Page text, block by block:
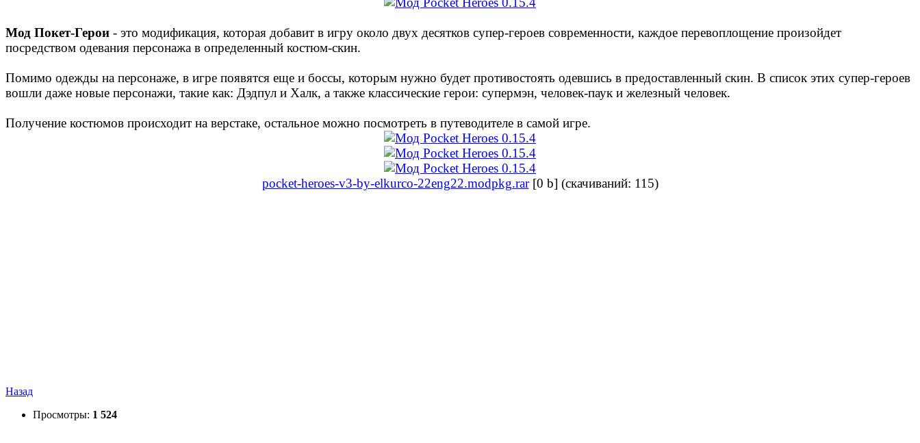
Мод Покет-Герои - это модификация, которая добавит в игру около двух десятков супер-героев современности, каждое перевоплощение произойдет
посредством одевания персонажа в определенный костюм-скин.
Помимо одежды на персонаже, в игре появятся еще и боссы, которым нужно будет противостоять одевшись в предоставленный скин. В список этих супер-героев
вошли даже новые персонажи, такие как: Дэдпул и Халк, а также классические герои: супермэн, человек-паук и железный человек.
Получение костюмов происходит на верстаке, остальное можно посмотреть в путеводителе в самой игре.
pocket-heroes-v3-by-elkurco-22eng22.modpkg.rar[0 b] (cкачиваний: 115)
Назад
Просмотры: 1 524